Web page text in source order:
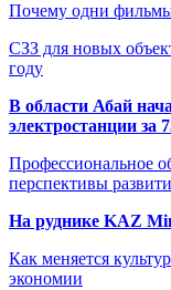
Почему одни фильмы
СЗЗ для новых
году
В области Абай
электростанции за
Профессиональное
перспективы
На руднике KAZ
Как меняется
экономии